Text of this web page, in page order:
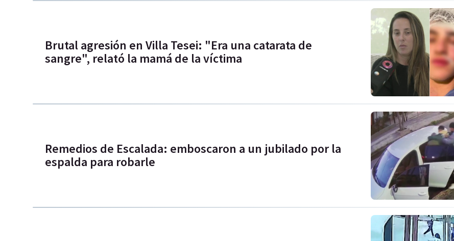
Brutal agresión en Villa Tesei: "Era una catarata de
sangre", relató la mamá de la víctima
Remedios de Escalada: emboscaron a un jubilado por la
espalda para robarle